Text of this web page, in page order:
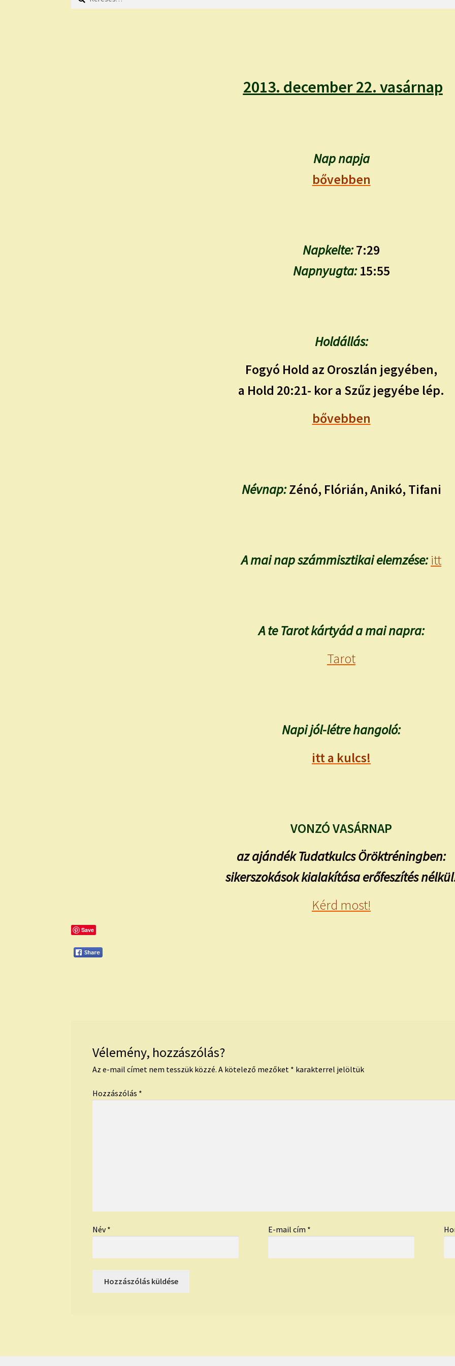
2013. december 22. vasárnap
Nap napja
bővebben
Napkelte:7:29
Napnyugta:15:55
Holdállás:
Fogyó Hold az Oroszlán jegyében,
a Hold 20:21- kor a Szűz jegyébe lép.
bővebben
Névnap:Zénó, Flórián, Anikó, Tifani
A mai nap számmisztikai elemzése: itt
A te Tarot kártyád a mai napra:
Tarot
Napi jól-létre hangoló:
itt a kulcs!
VONZÓ VASÁRNAP
az ajándék Tudatkulcs Öröktréningben:
sikerszokások kialakítása erőfeszítés
Kérd most!
Save
Vélemény, hozzászólás?
Az e-mail címet nem tesszük közzé. A kötelező mezőket * karakterrel jelöltük
Hozzászólás *
Név* E-mail cím *